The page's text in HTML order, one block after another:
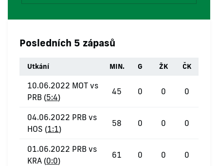
Posledních 5 zápasů
Utkání MIN. G ŽK ČK
10.06.2022 MOT vs
PRB (5:4)
45 0 0 0
04.06.2022 PRB vs
HOS (1:1)
58 0 0 0
01.06.2022 PRB vs
KRA (0:0)
61 0 0 0